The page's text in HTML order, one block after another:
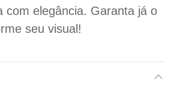
com elegância. Garanta já o
seu visual!